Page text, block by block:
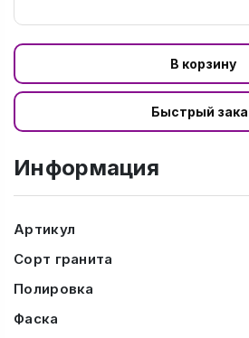
В корзину
Быстрый
Информация
Артикул
Сорт гранита
Полировка
Фаска